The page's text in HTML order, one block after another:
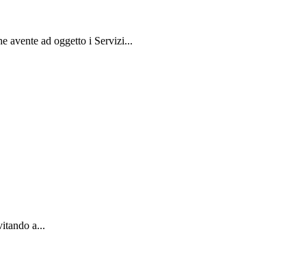
avente ad oggetto i Servizi...
a...